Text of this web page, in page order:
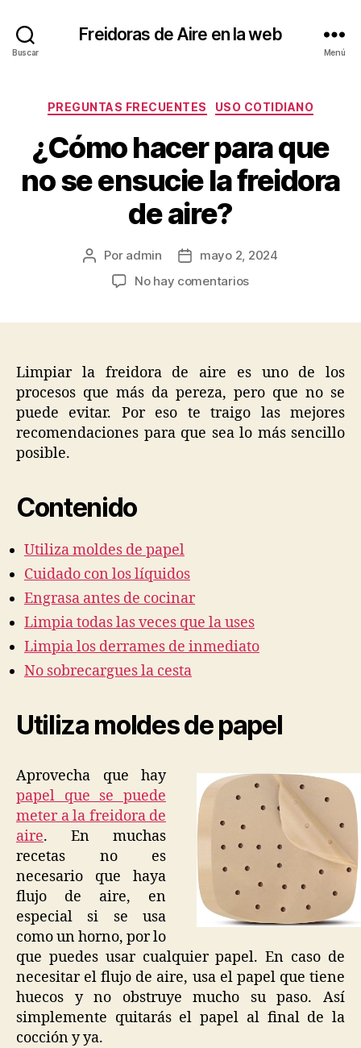
Buscar
Freidoras de Aire en la web
Menú
Categorías
PREGUNTAS FRECUENTES USO COTIDIANO
¿Cómo hacer para que
no se ensucie la freidora
de aire?
Autor
Por admin
Fechamayo 2, 2024
No hay comentariosen
no
se
ensucie
la
freidora
Limpiar la freidora de aire es uno de los
procesos que más da pereza, pero que no se
puede evitar. Por eso te traigo las mejores
recomendaciones para que sea lo más sencillo
posible.
Contenido
Utiliza moldes de papel
Cuidado con los líquidos
Engrasa antes de cocinar
Limpia todas las veces que la uses
Limpia los derrames de inmediato
No sobrecargues la cesta
Utiliza moldes de papel
Aprovecha que hay
papel que se puede
meter a la freidora de
aire. En muchas
recetas no es
necesario que haya
flujo de aire, en
especial si se usa
como un horno, por lo
que puedes usar cualquier papel. En caso de
necesitar el flujo de aire, usa el papel que tiene
huecos y no obstruye mucho su paso. Así
simplemente quitarás el papel al final de la
cocción y ya.